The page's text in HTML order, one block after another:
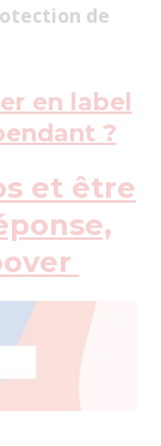
de
en label
?
et être